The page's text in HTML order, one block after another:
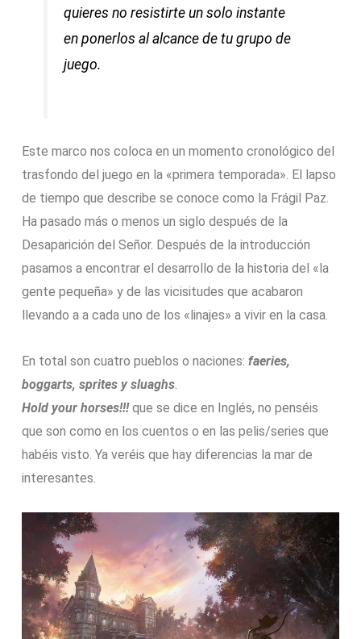
quieres no resistirte un solo instante
en ponerlos al alcance de tu grupo de
juego.
Este marco nos coloca en un momento cronológico del
trasfondo del juego en la «primera temporada». El lapso
de tiempo que describe se conoce como la Frágil Paz.
Ha pasado más o menos un siglo después de la
Desaparición del Señor. Después de la introducción
pasamos a encontrar el desarrollo de la historia del «la
gente pequeña» y de las vicisitudes que acabaron
llevando a a cada uno de los «linajes» a vivir en la casa.
En total son cuatro pueblos o naciones:faeries,
boggarts, sprites y sluaghs.
Hold your horses!!!que se dice en Inglés, no penséis
que son como en los cuentos o en las pelis/series que
habéis visto. Ya veréis que hay diferencias la mar de
interesantes.